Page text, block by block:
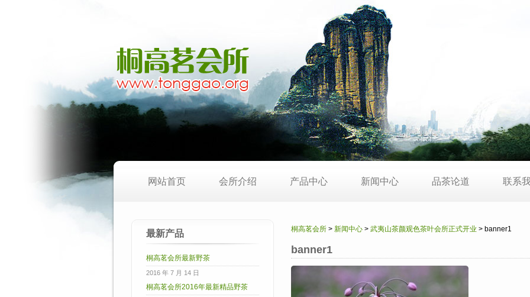
网站首页 会所介绍 产品中心 新闻中心 品茶论道 联系
桐高茗会所 > 新闻中心 > 武夷山茶颜观色茶叶会所正式开业 > banner1
banner1
最新产品
桐高茗会所最新野茶
2016 年 7 月 14 日
桐高茗会所2016年最新精品野茶